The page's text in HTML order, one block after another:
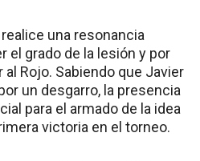
una resonancia
el grado de la lesión y por
Rojo. Sabiendo que Javier
un desgarro, la presencia
para el armado de la idea
victoria en el torneo.